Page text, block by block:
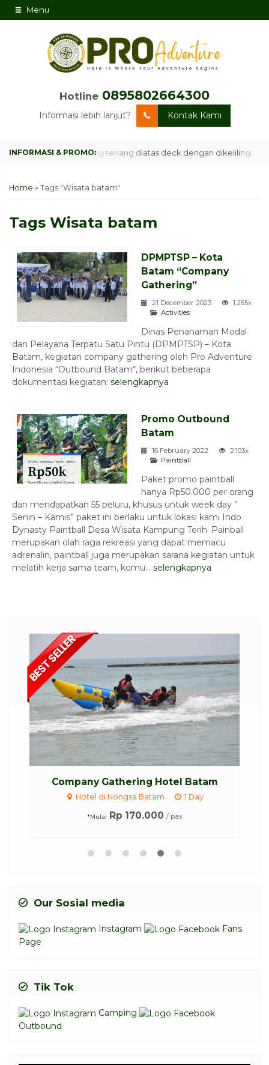
Menu
Hotline 0895802664300
Informasi lebih lanjut? Kontak Kami
Campsite, Camping tenang diatas deck dengan dikelilingi hutan
Home » Tags "Wisata batam"
Tags Wisata batam
DPMPTSP – Kota
Batam “Company
Gathering”
21 December 2023
1.265x
Activities
Dinas Penanaman Modal
dan Pelayana Terpatu Satu Pintu (DPMPTSP) – Kota
Batam, kegiatan company gathering oleh Pro Adventure
Indonesia “Outbound Batam“, berikut beberapa
dokumentasi kegiatan: selengkapnya
Promo Outbound
Batam
16 February 2022
2.103x
Paintball
Paket promo paintball
hanya Rp50.000 per orang
dan mendapatkan 55 peluru, khusus untuk week day ”
Senin – Kamis” paket ini berlaku untuk lokasi kami Indo
Dynasty Paintball Desa Wisata Kampung Terih. Painball
merupakan olah raga rekreasi yang dapat memacu
adrenalin, paintball juga merupakan sarana kegiatan untuk
melatih kerja sama team, komu... selengkapnya
Company Gathering Hotel Batam
Hotel di Nongsa Batam 1 Day
*Mulai Rp 170.000 / pax
Our Sosial media
Instagram
Fans
Page
Tik Tok
Camping
Outbound